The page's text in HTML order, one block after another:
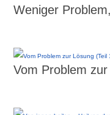
Weniger
Vom Problem